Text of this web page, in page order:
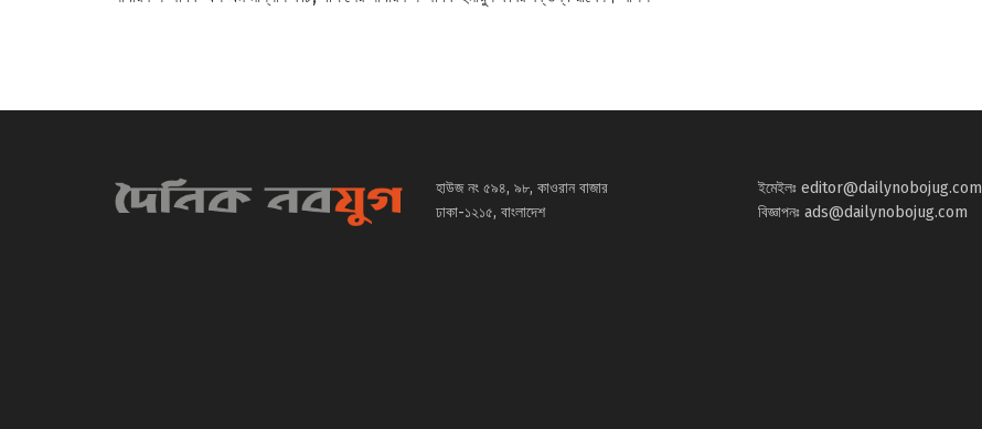
হাউজ নং ৫৯৪, ৯৮, কাওরান বাজার
ঢাকা-১২১৫, বাংলাদেশ
ইমেইলঃ editor@dailynobojug.com
বিজ্ঞাপনঃ ads@dailynobojug.com